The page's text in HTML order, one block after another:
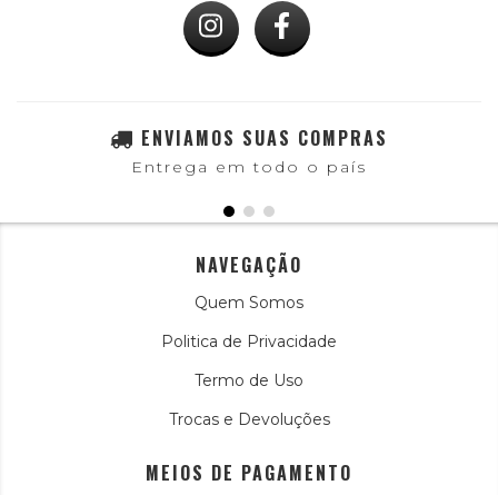
ENVIAMOS SUAS COMPRAS
Entrega em todo o país
NAVEGAÇÃO
Quem Somos
Politica de Privacidade
Termo de Uso
Trocas e Devoluções
MEIOS DE PAGAMENTO